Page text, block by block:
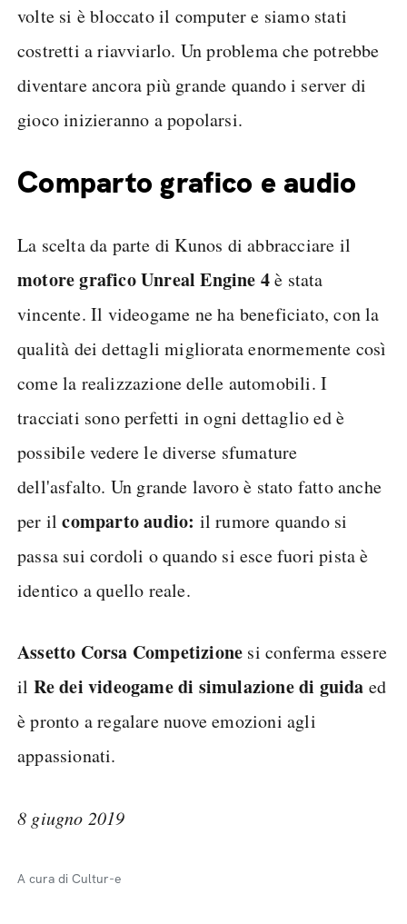
volte si è bloccato il computer e siamo stati
costretti a riavviarlo. Un problema che potrebbe
diventare ancora più grande quando i server di
gioco inizieranno a popolarsi.
Comparto grafico e audio
La scelta da parte di Kunos di abbracciare il
motore grafico Unreal Engine 4è stata
vincente. Il videogame ne ha beneficiato, con la
qualità dei dettagli migliorata enormemente così
come la realizzazione delle automobili. I
tracciati sono perfetti in ogni dettaglio ed è
possibile vedere le diverse sfumature
dell'asfalto. Un grande lavoro è stato fatto anche
per ilcomparto audio: il rumore quando si
passa sui cordoli o quando si esce fuori pista è
identico a quello reale.
Assetto Corsa Competizione si conferma essere
il Re dei videogame di simulazione di guida ed
è pronto a regalare nuove emozioni agli
appassionati.
8 giugno 2019
A cura di Cultur-e